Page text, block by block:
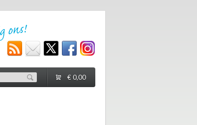
€ 0,00